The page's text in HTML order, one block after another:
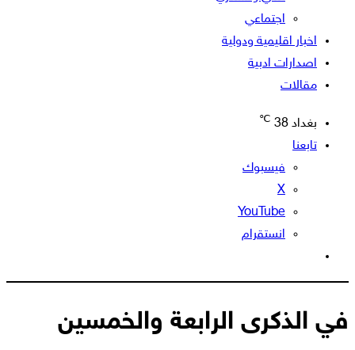
اجتماعي
اخبار اقليمية ودولية
اصدارات ادبية
مقالات
بغداد 38
℃
تابعنا
فيسبوك
‫X
‫YouTube
انستقرام
المظلم
في الذكرى الرابعة والخمسين